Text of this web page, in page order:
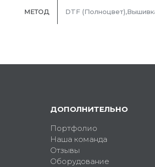
МЕТОД DTF
ДОПОЛНИТЕЛЬНО
Портфолио
Наша команда
Отзывы
Оборудование